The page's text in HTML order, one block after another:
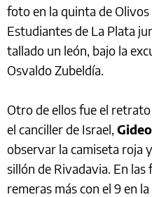
foto en la quinta de
Estudiantes de La Plata
tallado un león, bajo la
Osvaldo Zubeldía.
Otro de ellos fue el
el canciller de Israel,
observar la camiseta roja
sillón de Rivadavia. En
remeras más con el 9 en